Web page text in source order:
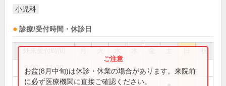
小児科
診療/受付時間・休診日
祝
9:00～11:30 ● ● ● ● ●
お盆(8月中旬)は休診・休業の場合があります。来院前
に必ず医療機関に直接ご確認ください。